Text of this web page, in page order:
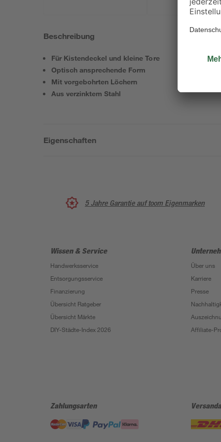
Beschreibung
Für Kistendeckel und kleine Tore
Optisch ansprechende Form
Mit vorgebohrten Löchern
Aus verzinktem Stahl
Eigenschaften
5 Jahre Garantie auf toom Eigenmarken
Wissen & Service
Handwerksservice
Entsorgungsservice
Finanzierung
Übersicht Ratgeber
Übersicht Märkte
DIY-Städte-Index 2026
Über uns
Karriere
Presse
Affiliate-
Zahlungsarten